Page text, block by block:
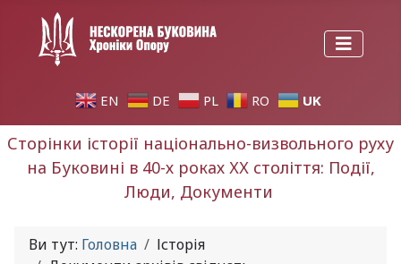
EN DE PL RO UK
Сторінки історії національно-визвольного руху
на Буковині в 40-х роках ХХ століття: Події,
Люди, Документи
Ви тут: Головна
Історія